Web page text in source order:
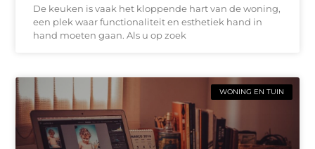
De keuken is vaak het kloppende hart van de woning,
een plek waar functionaliteit en esthetiek hand in
hand moeten gaan. Als u op zoek
WONING EN TUIN